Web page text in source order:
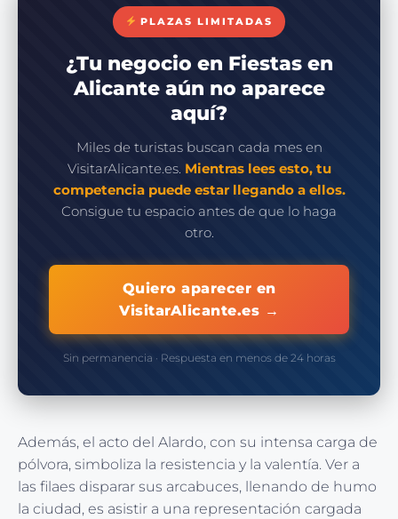
PLAZAS LIMITADAS
¿Tu negocio en Fiestas en
Alicante aún no aparece
aquí?
Miles de turistas buscan cada mes en
VisitarAlicante.es. Mientras lees esto, tu
competencia puede estar llegando a ellos.
Consigue tu espacio antes de que lo haga
otro.
Quiero aparecer en
VisitarAlicante.es →
Sin permanencia · Respuesta en menos de 24 horas
Además, el acto del Alardo, con su intensa carga de
pólvora, simboliza la resistencia y la valentía. Ver a
las filaes disparar sus arcabuces, llenando de humo
la ciudad, es asistir a una representación cargada